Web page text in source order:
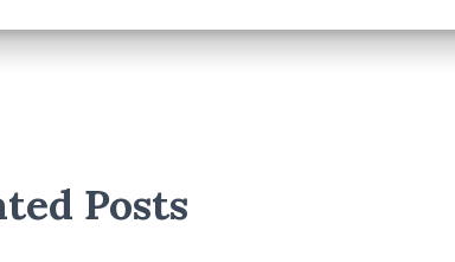
Posts